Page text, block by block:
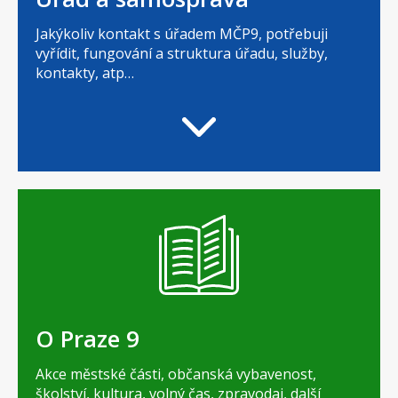
Jakýkoliv kontakt s úřadem MČP9, potřebuji
vyřídit, fungování a struktura úřadu, služby,
kontakty, atp…
O Praze 9
Akce městské části, občanská vybavenost,
školství, kultura, volný čas, zpravodaj, další